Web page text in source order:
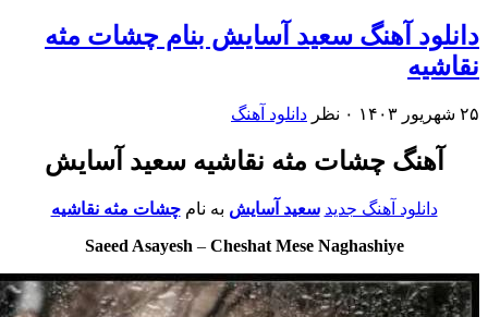
آهنگ سعید آسایش بنام چشات مثه
۰ نظر دانلود آهنگ
آهنگ چشات مثه نقاشیه سعید آسایش
دانلود آهنگ جدید سعید آسایشبه نام چشات مثه نقاشیه
Saeed Asayesh–Cheshat Mese Naghashiye